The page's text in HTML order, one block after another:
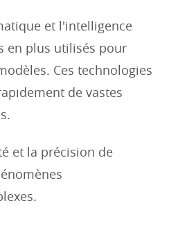
et l'intelligence
en plus utilisés pour
Ces technologies
de vastes
et la précision de